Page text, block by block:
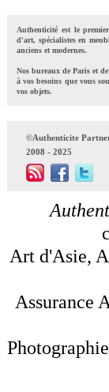
Authenticité est le
d'art, spécialistes en
anciens et modernes.
Nos bureaux de Paris et
à vos besoins que vous
vos objets.
©Authenticite
2008 - 2025
Art d'Asie,
Assurance